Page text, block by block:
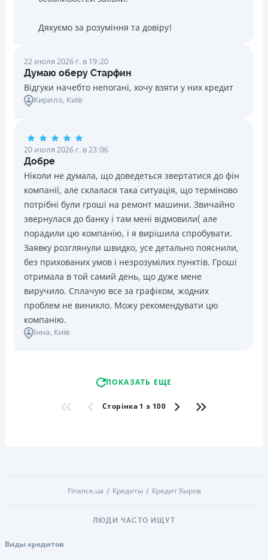
Дякуємо за розуміння та довіру!
22 июля 2026 г. в 19:20
Думаю оберу Старфин
Відгуки начебто непогані, хочу взяти у них кредит
Кирило, Київ
20 июля 2026 г. в 23:06
Добре
Ніколи не думала, що доведеться звертатися до фін
компанії, але склалася така ситуація, що терміново
потрібні були гроші на ремонт машини. Звичайно
звернулася до банку і там мені відмовили( але
порадили цю компанію, і я вирішила спробувати.
Заявку розглянули швидко, усе детально пояснили,
без прихованих умов і незрозумілих пунктів. Гроші
отримала в той самий день, що дуже мене
виручило. Сплачую все за графіком, жодних
проблем не виникло. Можу рекомендувати цю
компанію.
Інна, Київ
ПОКАЗАТЬ ЕЩЕ
Сторінка 1 з 100
Finance.ua Кредиты Кредит Хыров
ЛЮДИ ЧАСТО ИЩУТ
Виды кредитов